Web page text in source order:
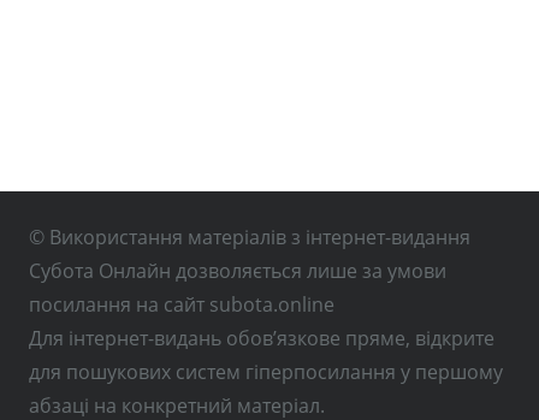
© Використання матеріалів з інтернет-видання
Субота Онлайн дозволяється лише за умови
посилання на сайт subota.online
Для інтернет-видань обов’язкове пряме, відкрите
для пошукових систем гіперпосилання у першому
абзаці на конкретний матеріал.